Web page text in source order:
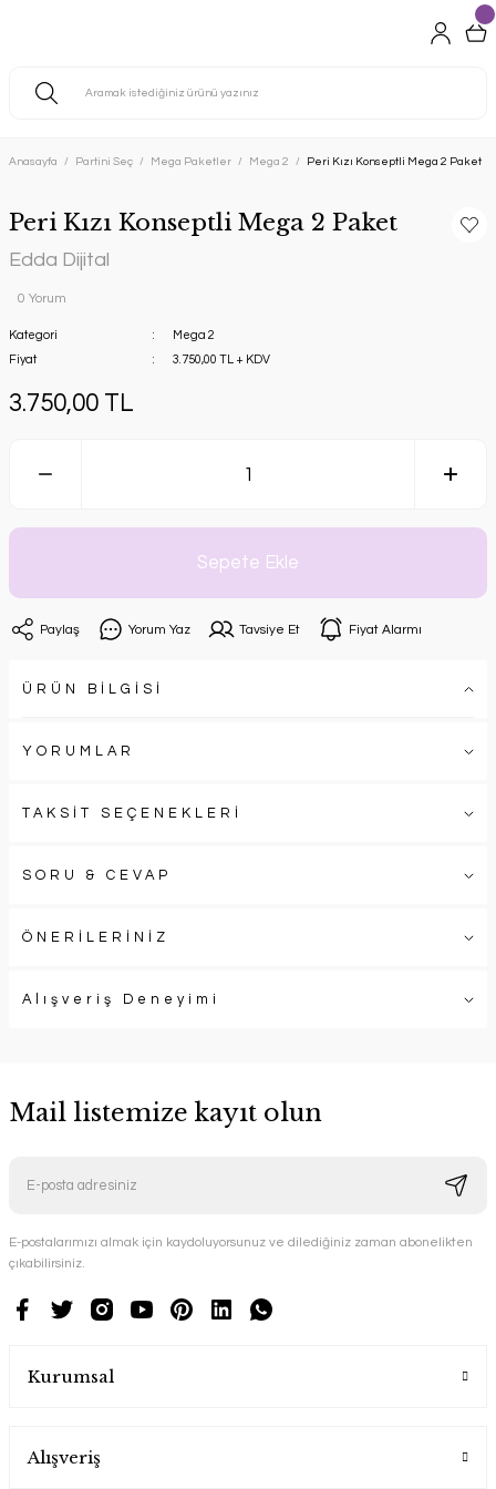
Anasayfa Partini Seç Mega Paketler Mega 2 Peri Kızı Konseptli Mega 2 Paket
Peri Kızı Konseptli Mega 2 Paket
Edda Dijital
0 Yorum
Kategori
Mega 2
Fiyat
3.750,00 TL + KDV
3.750,00 TL
Sepete Ekle
Paylaş Yorum Yaz Tavsiye Et Fiyat Alarmı
ÜRÜN BİLGİSİ
YORUMLAR
TAKSİT SEÇENEKLERİ
SORU & CEVAP
ÖNERİLERİNİZ
Alışveriş Deneyimi
Mail listemize kayıt olun
E-postalarımızı almak için kaydoluyorsunuz ve dilediğiniz zaman abonelikten
çıkabilirsiniz.
Kurumsal
Alışveriş